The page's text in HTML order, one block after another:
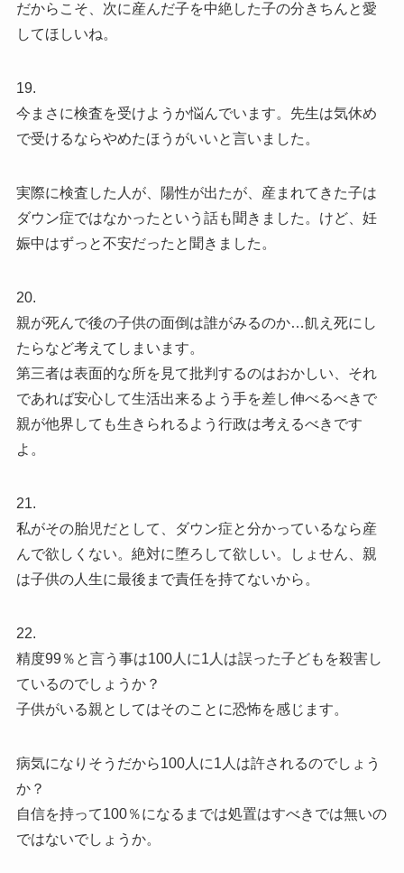
だからこそ、次に産んだ子を中絶した子の分きちんと愛
してほしいね。
19.
今まさに検査を受けようか悩んでいます。先生は気休め
で受けるならやめたほうがいいと言いました。
実際に検査した人が、陽性が出たが、産まれてきた子は
ダウン症ではなかったという話も聞きました。けど、妊
娠中はずっと不安だったと聞きました。
20.
親が死んで後の子供の面倒は誰がみるのか…飢え死にし
たらなど考えてしまいます。
第三者は表面的な所を見て批判するのはおかしい、それ
であれば安心して生活出来るよう手を差し伸べるべきで
親が他界しても生きられるよう行政は考えるべきです
よ。
21.
私がその胎児だとして、ダウン症と分かっているなら産
んで欲しくない。絶対に堕ろして欲しい。しょせん、親
は子供の人生に最後まで責任を持てないから。
22.
精度99％と言う事は100人に1人は誤った子どもを殺害し
ているのでしょうか？
子供がいる親としてはそのことに恐怖を感じます。
病気になりそうだから100人に1人は許されるのでしょう
か？
自信を持って100％になるまでは処置はすべきでは無いの
ではないでしょうか。